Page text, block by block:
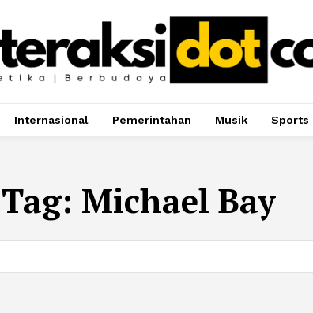
Internasional Pemerintahan Musik Sports
Tag: Michael Bay